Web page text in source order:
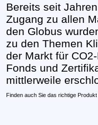
Bereits seit
Zugang zu allen
den Globus
zu den Themen
der Markt für
Fonds und
mittlerweile
Finden auch Sie das richtige